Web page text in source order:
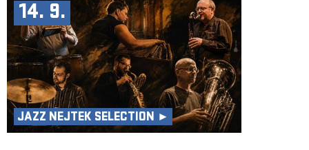
14. 9.
JAZZ NEJTEK SELECTION ►